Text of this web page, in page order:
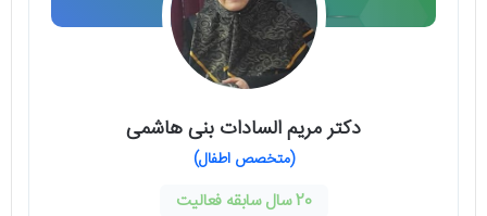
دکتر مریم السادات بنی هاشمی
(متخصص اطفال)
20 سال سابقه فعالیت